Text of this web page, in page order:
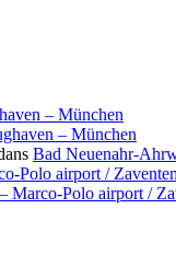
– München
– München
Bad Neuenahr-
Polo airport /
Marco-Polo airport /